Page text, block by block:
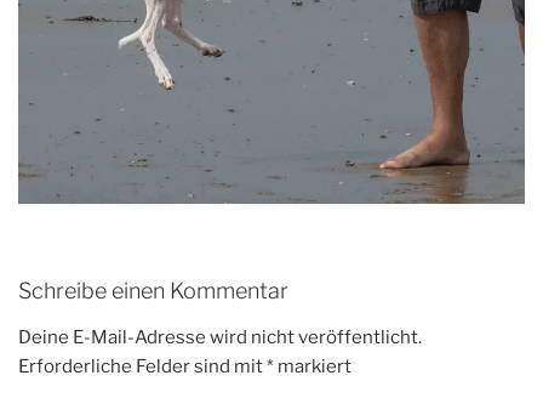
Schreibe einen Kommentar
Deine E-Mail-Adresse wird nicht veröffentlicht.
Erforderliche Felder sind mit* markiert